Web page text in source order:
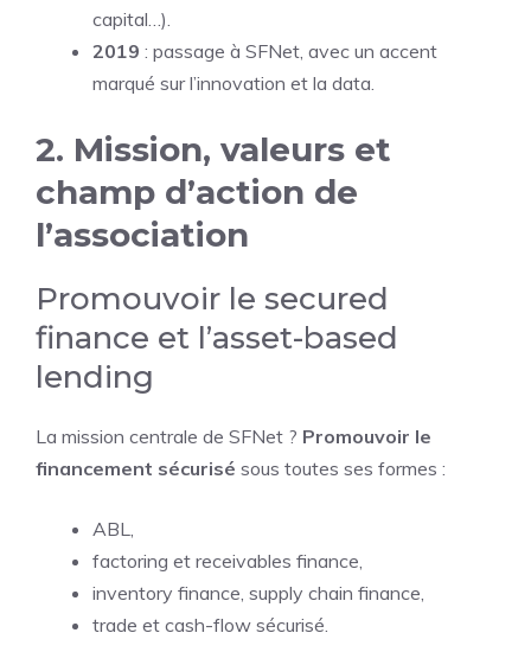
capital…).
2019 : passage à SFNet, avec un accent
marqué sur l’innovation et la data.
2. Mission, valeurs et
champ d’action de
l’association
Promouvoir le secured
finance et l’asset-based
lending
La mission centrale de SFNet ? Promouvoir le
financement sécurisé sous toutes ses formes :
ABL,
factoring et receivables finance,
inventory finance, supply chain finance,
trade et cash-flow sécurisé.